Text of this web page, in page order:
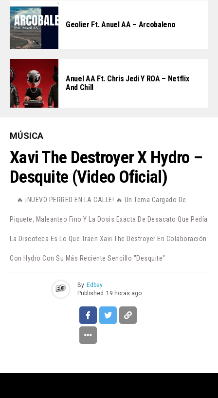
Geolier Ft. Anuel AA – Arcobaleno
Anuel AA Ft. Chris Jedi Y ROA – Netflix
And Chill
MÚSICA
Xavi The Destroyer X Hydro –
Desquite (Video Oficial)
🔥 ¡NUEVO PERREO EN LA CALLE! 🔥 Un Tema Cargado De
Piquete, Maleanteo Fino Y La Dosis Exacta De Desacato Que Pedía
La Discoteca Es Lo Que Traen Xavi The Destroyer En Colaboración
Con Hydro Con Su Más Reciente Sencillo "Desquite"
By Edbay
Published 19 horas ago